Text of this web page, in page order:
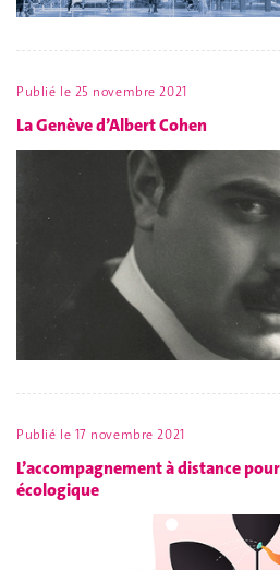
Publié le 25 novembre 2021
La Genève d’Albert Cohen
Publié le 17 novembre 2021
L’accompagnement à distance
écologique